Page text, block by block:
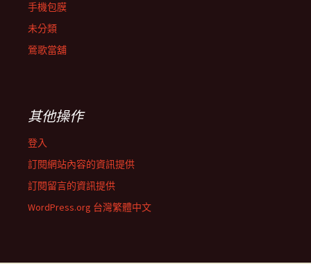
手機包膜
未分類
鶯歌當舖
其他操作
登入
訂閱網站內容的資訊提供
訂閱留言的資訊提供
WordPress.org 台灣繁體中文